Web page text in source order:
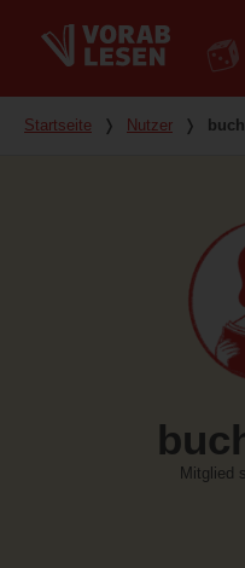
Du bist hier
Startseite ❭ Nutzer ❭
Mitglied